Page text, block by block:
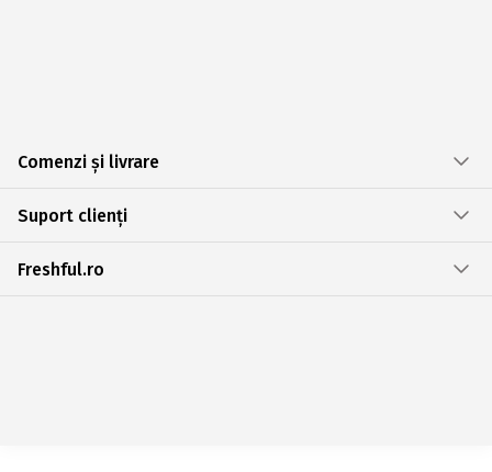
Comenzi și livrare
Suport clienți
Freshful.ro